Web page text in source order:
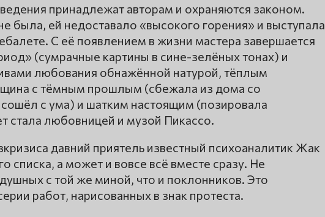
принадлежат авторам и охраняются законом.
была, ей недоставало «высокого горения» и выступала
С её появлением в жизни мастера завершается
(сумрачные картины в сине-зелёных тонах) и
любования обнажённой натурой, тёплым
с тёмным прошлым (сбежала из дома со
с ума) и шатким настоящим (позировала
стала любовницей и музой Пикассо.
давний приятель известный психоаналитик Жак
списка, а может и вовсе всё вместе сразу. Не
с той же миной, что и поклонников. Это
работ, нарисованных в знак протеста.